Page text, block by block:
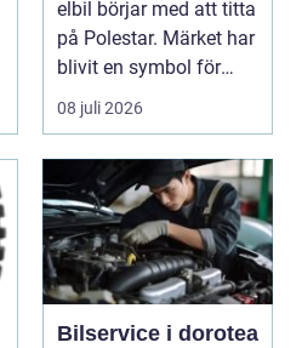
elbil börjar med att titta
på Polestar. Märket har
blivit en symbol för
mod...
08 juli 2026
Bilservice i dorotea